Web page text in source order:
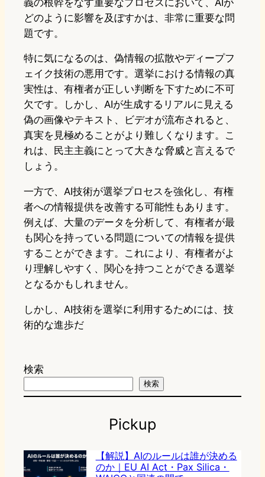
どのように影響を及ぼすかは、非常に重要な問
題です。
特に気になるのは、偽情報の拡散やディープフ
ェイク技術の悪用です。選挙における情報の真
実性は、有権者が正しい判断を下すために不可
欠です。しかし、AIが生成するリアルに見える
偽の画像やテキスト、ビデオが流布されると、
真実を見極めることがより難しくなります。こ
れは、民主主義にとって大きな脅威と言えるで
しょう。
一方で、AI技術が選挙プロセスを強化し、有権
者への情報提供を改善する可能性もあります。
例えば、大量のデータを分析して、有権者が最
も関心を持っている問題についての情報を提供
することができます。これにより、有権者がよ
り理解しやすく、関心を持つことができる選挙
となるかもしれません。
しかし、AI技術を選挙に利用するためには、技
術的な進歩だ
検索
検索
Pickup
【解説】AIのルールは誰が決める
のか｜EU AI Act・Pax Silica・